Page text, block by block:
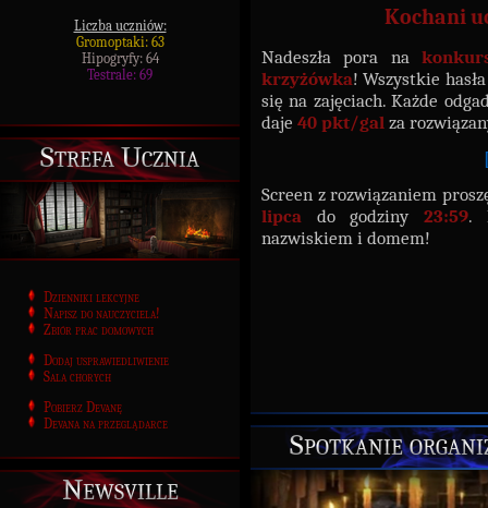
Liczba uczniów:
Gromoptaki: 63
Hipogryfy: 64
Testrale: 69
Strefa Ucznia
Dzienniki lekcyjne
Napisz do nauczyciela!
Zbiór prac domowych
Dodaj usprawiedliwienie
Sala chorych
Pobierz Devanę
Devana na przeglądarce
Newsville
Kochani
Nadeszła pora na
krzyżówka! Wszystkie
się na zajęciach. Każde
daje 40 pkt/gal za
Screen z rozwiązaniem
lipca do godziny 23:59.
nazwiskiem i domem!
Spotkanie